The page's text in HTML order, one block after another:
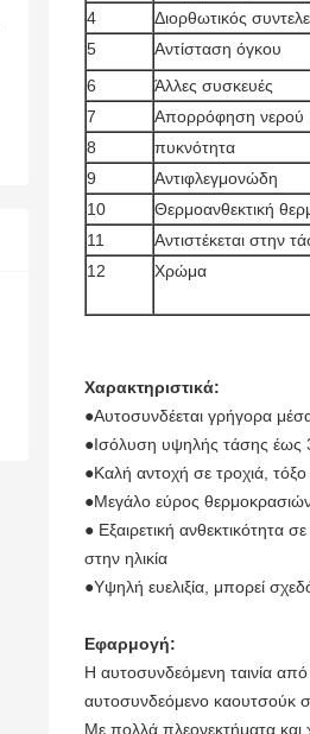
4
Διορθωτικός
5
Αντίσταση όγκου
6 Άλλες συσκευές
7
Απορρόφηση νερού
8
πυκνότητα
9
Αντιφλεγμονώδη
10
Θερμοανθεκτική
11
Αντιστέκεται στην
12
Χρώμα
Χαρακτηριστικά:
●Αυτοσυνδέεται γρήγορα
●Ισόλυση υψηλής τάσης έως
●Καλή αντοχή σε τροχιά, τόξο
●Μεγάλο εύρος
● Εξαιρετική ανθεκτικότητα
στην ηλικία
●Υψηλή ευελιξία, μπορεί
Εφαρμογή:
Η αυτοσυνδεόμενη ταινία από
αυτοσυνδεόμενο καουτσούκ
Με πολλά πλεονεκτήματα